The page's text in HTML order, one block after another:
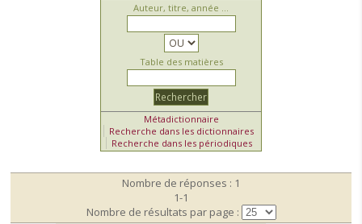
Auteur, titre, année ...
Table des matières
Métadictionnaire
Recherche dans les dictionnaires
Recherche dans les périodiques
Nombre de réponses : 1
1-1
Nombre de résultats par page :